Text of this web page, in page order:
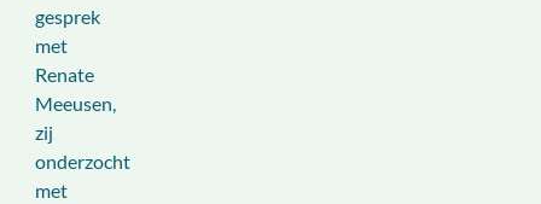
gesprek
met
Renate
Meeusen,
zij
onderzocht
met